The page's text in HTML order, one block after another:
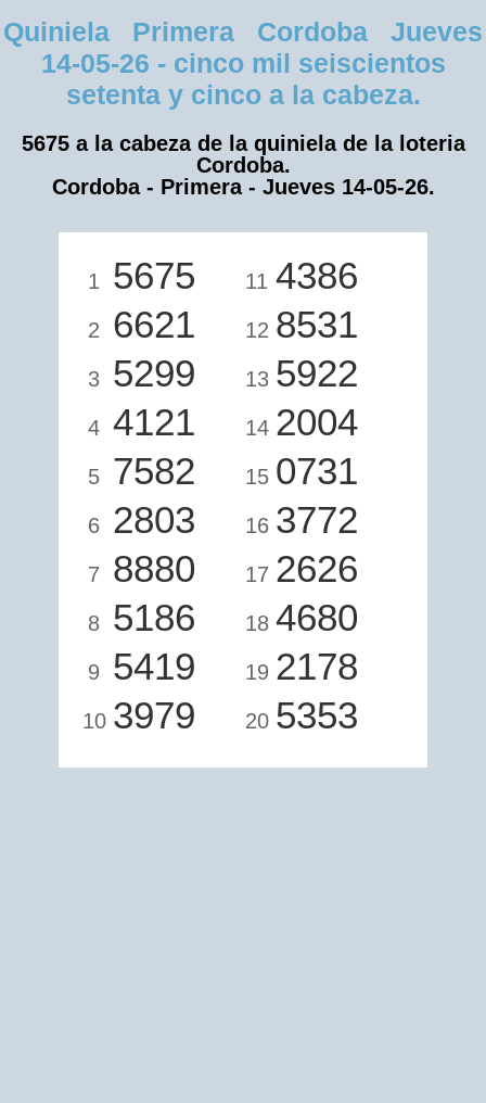
Quiniela Primera Cordoba Jueves
14-05-26 - cinco mil seiscientos
setenta y cinco a la cabeza.
5675 a la cabeza de la quiniela de la loteria
Cordoba.
Cordoba - Primera - Jueves 14-05-26.
1 5675
2 6621
3 5299
4 4121
5 7582
6 2803
7 8880
8 5186
9 5419
10 3979
11 4386
12 8531
13 5922
14 2004
15 0731
16 3772
17 2626
18 4680
19 2178
20 5353